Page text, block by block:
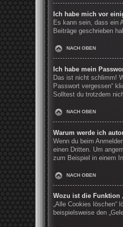
Ich habe mich vor
Es kann sein, dass ein
Beiträge geschrieben
NACH OBEN
Ich habe mein
Das ist nicht schlimm!
Passwort vergessen“
Solltest du trotzdem
NACH OBEN
Warum werde ich
Wenn du beim
einen Dritten. Um
zum Beispiel in einem
NACH OBEN
Wozu ist die Funktion
„Alle Cookies löschen“
beispielsweise den